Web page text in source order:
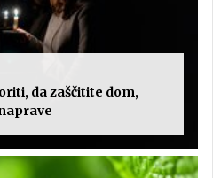
da zaščitite dom,